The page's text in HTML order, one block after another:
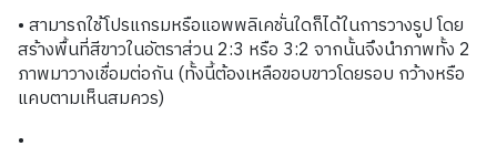
• สามารถใช้โปรแกรมหรือแอพพลิเคชั่นใดก็ได้ในการวางรูป โดย
สร้างพื้นที่สีขาวในอัตราส่วน 2:3 หรือ 3:2 จากนั้นจึงนำภาพทั้ง 2
ภาพมาวางเชื่อมต่อกัน (ทั้งนี้ต้องเหลือขอบขาวโดยรอบ กว้างหรือ
แคบตามเห็นสมควร)
•